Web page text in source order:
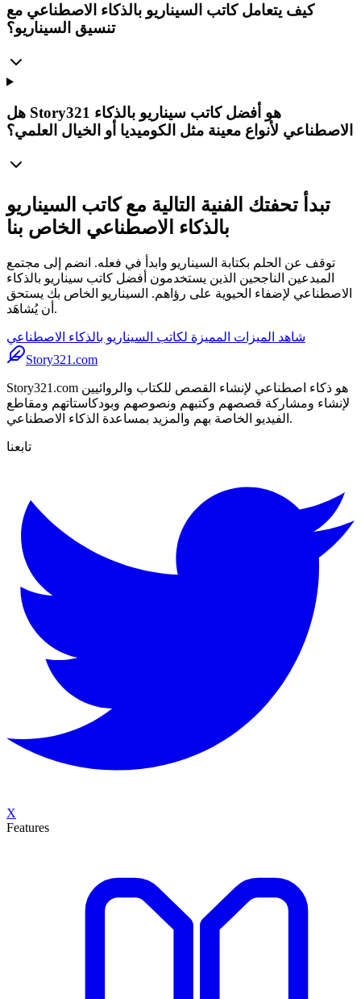
كيف يتعامل كاتب السيناريو بالذكاء الاصطناعي مع
تنسيق السيناريو؟
هل Story321 هو أفضل كاتب سيناريو بالذكاء
الاصطناعي لأنواع معينة مثل الكوميديا أو الخيال العلمي؟
تبدأ تحفتك الفنية التالية مع كاتب السيناريو
بالذكاء الاصطناعي الخاص بنا
توقف عن الحلم بكتابة السيناريو وابدأ في فعله. انضم إلى مجتمع
المبدعين الناجحين الذين يستخدمون أفضل كاتب سيناريو بالذكاء
الاصطناعي لإضفاء الحيوية على رؤاهم. السيناريو الخاص بك يستحق
أن يُشاهَد.
شاهد الميزات المميزة لكاتب السيناريو بالذكاء الاصطناعي
Story321.com
Story321.com هو ذكاء اصطناعي لإنشاء القصص للكتاب والروائيين
لإنشاء ومشاركة قصصهم وكتبهم ونصوصهم وبودكاستاتهم ومقاطع
الفيديو الخاصة بهم والمزيد بمساعدة الذكاء الاصطناعي.
تابعنا
X
Features